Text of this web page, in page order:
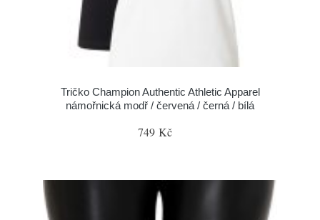
Tričko Champion Authentic Athletic Apparel
námořnická modř / červená / černá / bílá
749 Kč